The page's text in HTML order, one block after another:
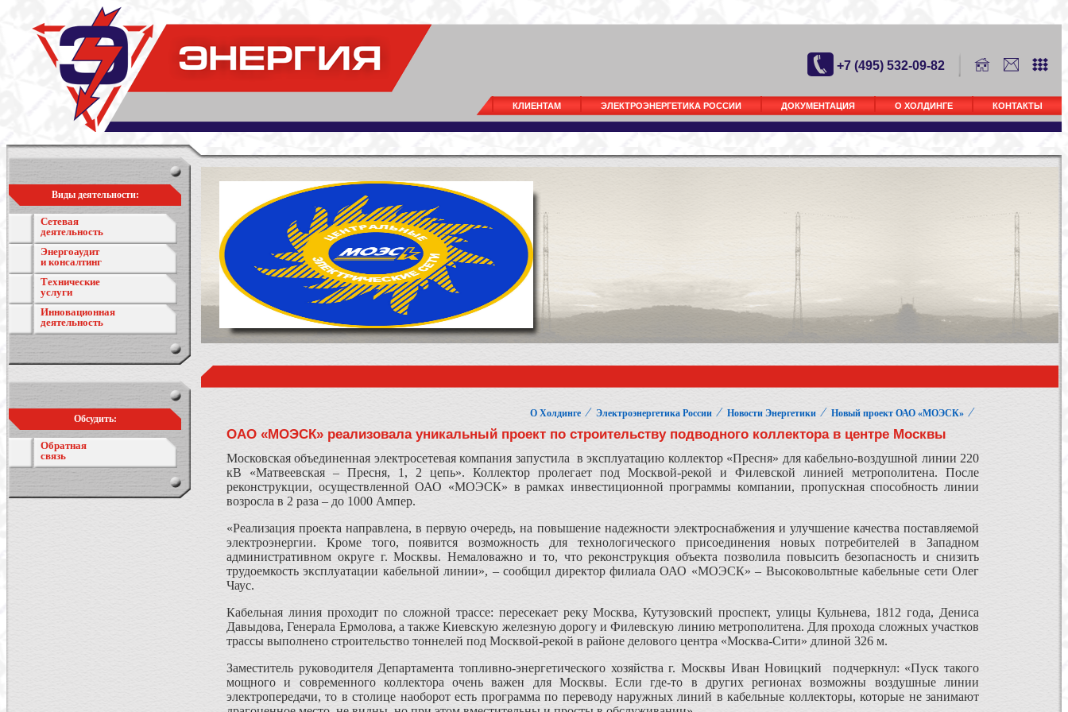
+7 (495) 532-09-82
КЛИЕНТАМ ЭЛЕКТРОЭНЕРГЕТИКА РОССИИ ДОКУМЕНТАЦИЯ О ХОЛДИНГЕ КОНТАКТЫ
Виды деятельности:
Сетевая
деятельность
Энергоаудит
и консалтинг
Технические
услуги
Инновационная
деятельность
Обсудить:
Обратная
связь
О Холдинге ⁄ Электроэнергетика России ⁄ Новости Энергетики ⁄ Новый проект ОАО «МОЭСК» ⁄
ОАО «МОЭСК» реализовала уникальный проект по строительству подводного коллектора в центре Москвы
Московская объединенная электросетевая компания запустила в эксплуатацию коллектор «Пресня» для кабельно-воздушной линии 220
кВ «Матвеевская – Пресня, 1, 2 цепь». Коллектор пролегает под Москвой-рекой и Филевской линией метрополитена. После
реконструкции, осуществленной ОАО «МОЭСК» в рамках инвестиционной программы компании, пропускная способность линии
возросла в 2 раза – до 1000 Ампер.
«Реализация проекта направлена, в первую очередь, на повышение надежности электроснабжения и улучшение качества поставляемой
электроэнергии. Кроме того, появится возможность для технологического присоединения новых потребителей в Западном
административном округе г. Москвы. Немаловажно и то, что реконструкция объекта позволила повысить безопасность и снизить
трудоемкость эксплуатации кабельной линии», – сообщил директор филиала ОАО «МОЭСК» – Высоковольтные кабельные сети Олег
Чаус.
Кабельная линия проходит по сложной трассе: пересекает реку Москва, Кутузовский проспект, улицы Кульнева, 1812 года, Дениса
Давыдова, Генерала Ермолова, а также Киевскую железную дорогу и Филевскую линию метрополитена. Для прохода сложных участков
трассы выполнено строительство тоннелей под Москвой-рекой в районе делового центра «Москва-Сити» длиной 326 м.
Заместитель руководителя Департамента топливно-энергетического хозяйства г. Москвы Иван Новицкий подчеркнул: «Пуск такого
мощного и современного коллектора очень важен для Москвы. Если где-то в других регионах возможны воздушные линии
электропередачи, то в столице наоборот есть программа по переводу наружных линий в кабельные коллекторы, которые не занимают